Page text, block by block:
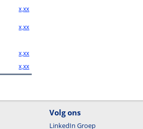
x,xx
x,xx
x,xx
x,xx
Volg ons
LinkedIn Groep